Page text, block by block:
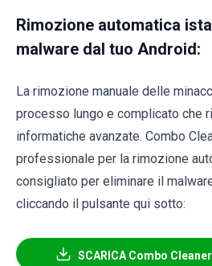
Rimozione automatica
malware dal tuo Android:
La rimozione manuale delle
processo lungo e complicato che
informatiche avanzate. Combo
professionale per la rimozione
consigliato per eliminare il
cliccando il pulsante qui sotto:
SCARICA Combo